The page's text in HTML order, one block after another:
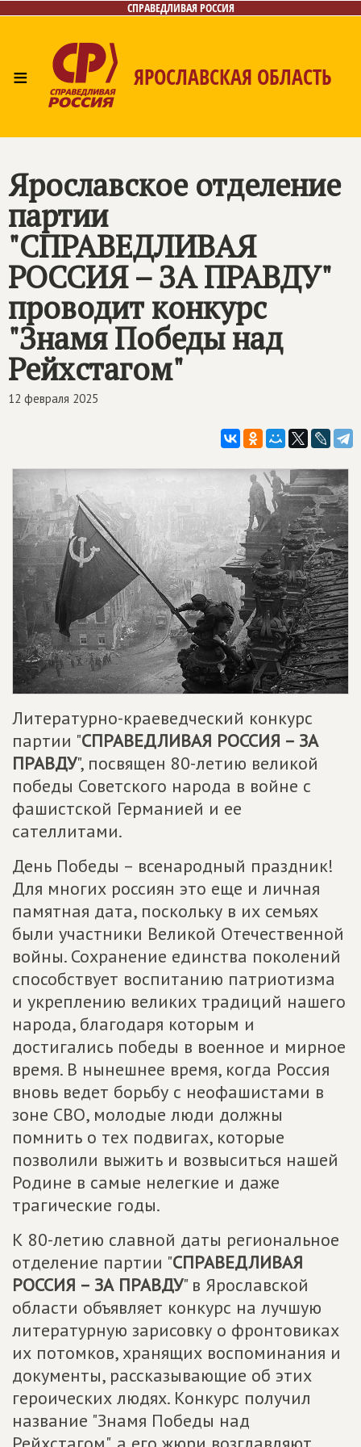
СПРАВЕДЛИВАЯ РОССИЯ
≡ ЯРОСЛАВСКАЯ ОБЛАСТЬ
Ярославское отделение
партии
"СПРАВЕДЛИВАЯ
РОССИЯ – ЗА ПРАВДУ"
проводит конкурс
"Знамя Победы над
Рейхстагом"
12 февраля 2025
Литературно-краеведческий конкурс
партии "СПРАВЕДЛИВАЯ РОССИЯ – ЗА
ПРАВДУ", посвящен 80-летию великой
победы Советского народа в войне с
фашистской Германией и ее
сателлитами.
День Победы – всенародный праздник!
Для многих россиян это еще и личная
памятная дата, поскольку в их семьях
были участники Великой Отечественной
войны. Сохранение единства поколений
способствует воспитанию патриотизма
и укреплению великих традиций нашего
народа, благодаря которым и
достигались победы в военное и мирное
время. В нынешнее время, когда Россия
вновь ведет борьбу с неофашистами в
зоне СВО, молодые люди должны
помнить о тех подвигах, которые
позволили выжить и возвыситься нашей
Родине в самые нелегкие и даже
трагические годы.
К 80-летию славной даты региональное
отделение партии "СПРАВЕДЛИВАЯ
РОССИЯ – ЗА ПРАВДУ" в Ярославской
области объявляет конкурс на лучшую
литературную зарисовку о фронтовиках
их потомков, хранящих воспоминания и
документы, рассказывающие об этих
героических людях. Конкурс получил
название "Знамя Победы над